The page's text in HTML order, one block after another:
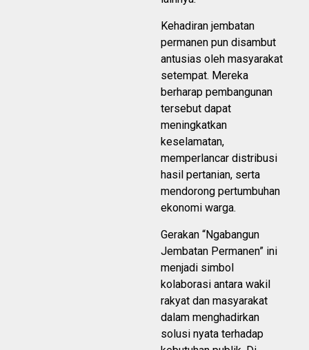
Kehadiran jembatan
permanen pun disambut
antusias oleh masyarakat
setempat. Mereka
berharap pembangunan
tersebut dapat
meningkatkan
keselamatan,
memperlancar distribusi
hasil pertanian, serta
mendorong pertumbuhan
ekonomi warga.
Gerakan “Ngabangun
Jembatan Permanen” ini
menjadi simbol
kolaborasi antara wakil
rakyat dan masyarakat
dalam menghadirkan
solusi nyata terhadap